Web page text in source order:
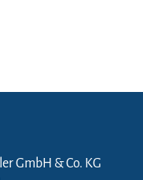
GmbH & Co. KG